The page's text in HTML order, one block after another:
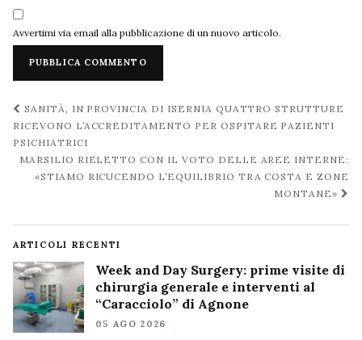
Avvertimi via email alla pubblicazione di un nuovo articolo.
Navigazione
post
SANITÀ, IN PROVINCIA DI ISERNIA QUATTRO STRUTTURE
RICEVONO L’ACCREDITAMENTO PER OSPITARE PAZIENTI
PSICHIATRICI
MARSILIO RIELETTO CON IL VOTO DELLE AREE INTERNE:
«STIAMO RICUCENDO L’EQUILIBRIO TRA COSTA E ZONE
MONTANE»
ARTICOLI RECENTI
Week and Day Surgery: prime visite di
chirurgia generale e interventi al
“Caracciolo” di Agnone
05 AGO 2026